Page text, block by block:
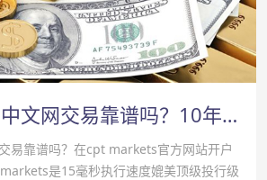
cpt markets中文网交易靠谱吗？10年期美国国债收益率走低-cpt markets官网
易靠谱吗？在cpt markets官方网站开户
是15毫秒执行速度媲美顶级投行级